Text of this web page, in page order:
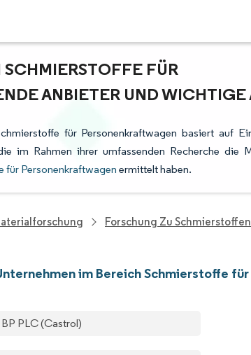
FÜR
ANBIETER UND WICHTIGE
für Personenkraftwagen basiert auf
im Rahmen ihrer umfassenden Recherche die
für Personenkraftwagen ermittelt haben.
Forschung Zu
im Bereich Schmierstoffe
BP PLC (Castrol)